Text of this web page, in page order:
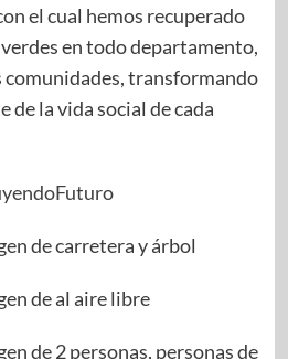
el cual hemos recuperado
en todo departamento,
comunidades, transformando
de la vida social de cada